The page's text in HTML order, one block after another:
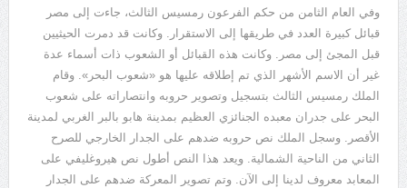
وفي العام الثامن من حكم الفرعون رمسيس الثالث، جاءت إلى مصر
قبائل كبيرة العدد في طريقها إلى الاستقرار. وكانت قد دمرت الحيثيين
قبل المجئ إلى مصر. وكانت هذه القبائل أو الشعوب ذات أسماء عدة
غير أن الاسم الأشهر الذي تم إطلاقه عليها هو «شعوب البحر». وقام
الملك رمسيس الثالث بتسجيل وتصوير حروبه وانتصاراته على شعوب
البحر على جدران معبده الجنائزي العظيم بمدينة هابو بالبر الغربي لمدينة
الأقصر. وسجل الملك نص حروبه ضدهم على الجدار الخارجي للصرح
الثاني من الناحية الشمالية. ويعد هذا النص أطول نص هيروغليفي على
المعابد معروف لدينا إلى الآن. وتم تصوير المعركة ضدهم على الجدار